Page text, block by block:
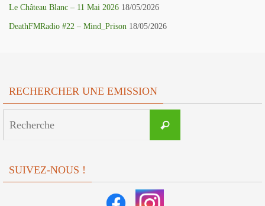
Le Château Blanc – 11 Mai 2026 18/05/2026
DeathFMRadio #22 – Mind_Prison 18/05/2026
RECHERCHER UNE EMISSION
Recherche
SUIVEZ-NOUS !